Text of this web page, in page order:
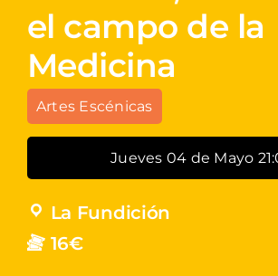
el campo de la
Medicina
Artes Escénicas
Jueves 04 de Mayo
La Fundición
16€